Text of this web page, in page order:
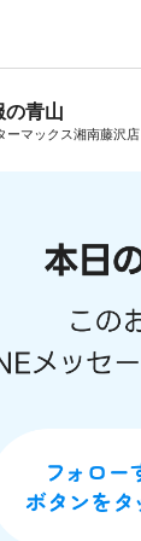
の青山
ーマックス湘南藤沢店